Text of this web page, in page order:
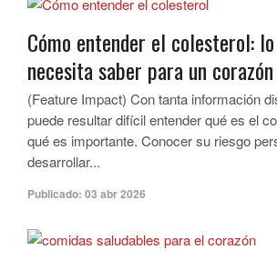
Cómo entender el colesterol:
necesita saber para un
(Feature Impact) Con tanta información
puede resultar difícil entender qué es el
qué es importante. Conocer su riesgo
desarrollar...
Publicado: 03 abr 2026